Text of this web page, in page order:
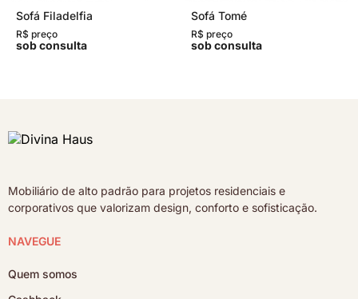
Sofá Filadelfia
R$ preço
sob consulta
Sofá Tomé
R$ preço
sob consulta
Mobiliário de alto padrão para projetos residenciais e
corporativos que valorizam design, conforto e sofisticação.
NAVEGUE
Quem somos